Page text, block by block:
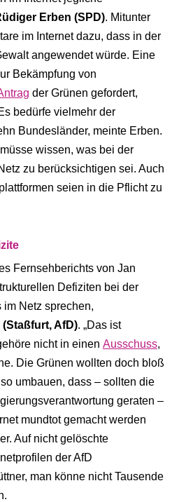
Erben (SPD). Mitunter
im Internet dazu, dass in der
angewendet würde. Eine
Bekämpfung von
der Grünen gefordert,
bedürfe vielmehr der
Bundesländer, meinte Erben.
wissen, was bei der
zu berücksichtigen sei. Auch
seien in die Pflicht zu
Fernsehberichts von Jan
Defiziten bei der
im Netz sprechen,
AfD). „Das ist
nicht in einen Ausschuss,
Die Grünen wollten doch bloß
umbauen, dass – sollten die
geraten –
mundtot gemacht werden
Auf nicht gelöschte
der AfD
man könne nicht Tausende